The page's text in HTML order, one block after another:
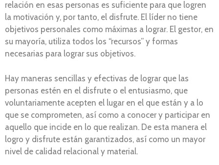
relación en esas personas es suficiente para que logren
la motivación y, por tanto, el disfrute. El líder no tiene
objetivos personales como máximas a lograr. El gestor, en
su mayoría, utiliza todos los “recursos” y formas
necesarias para lograr sus objetivos.
Hay maneras sencillas y efectivas de lograr que las
personas estén en el disfrute o el entusiasmo, que
voluntariamente acepten el lugar en el que están y a lo
que se comprometen, así como a conocer y participar en
aquello que incide en lo que realizan. De esta manera el
logro y disfrute están garantizados, así como un mayor
nivel de calidad relacional y material.